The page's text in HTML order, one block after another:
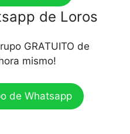
de Loros
GRATUITO de
mismo!
de Whatsapp